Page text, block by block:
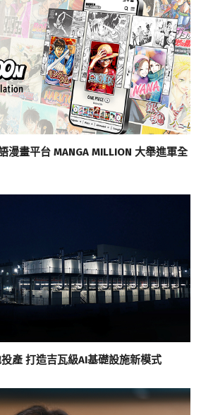
漫畫平台 MANGA MILLION 大舉進軍全
產 打造吉瓦級AI基礎設施新模式